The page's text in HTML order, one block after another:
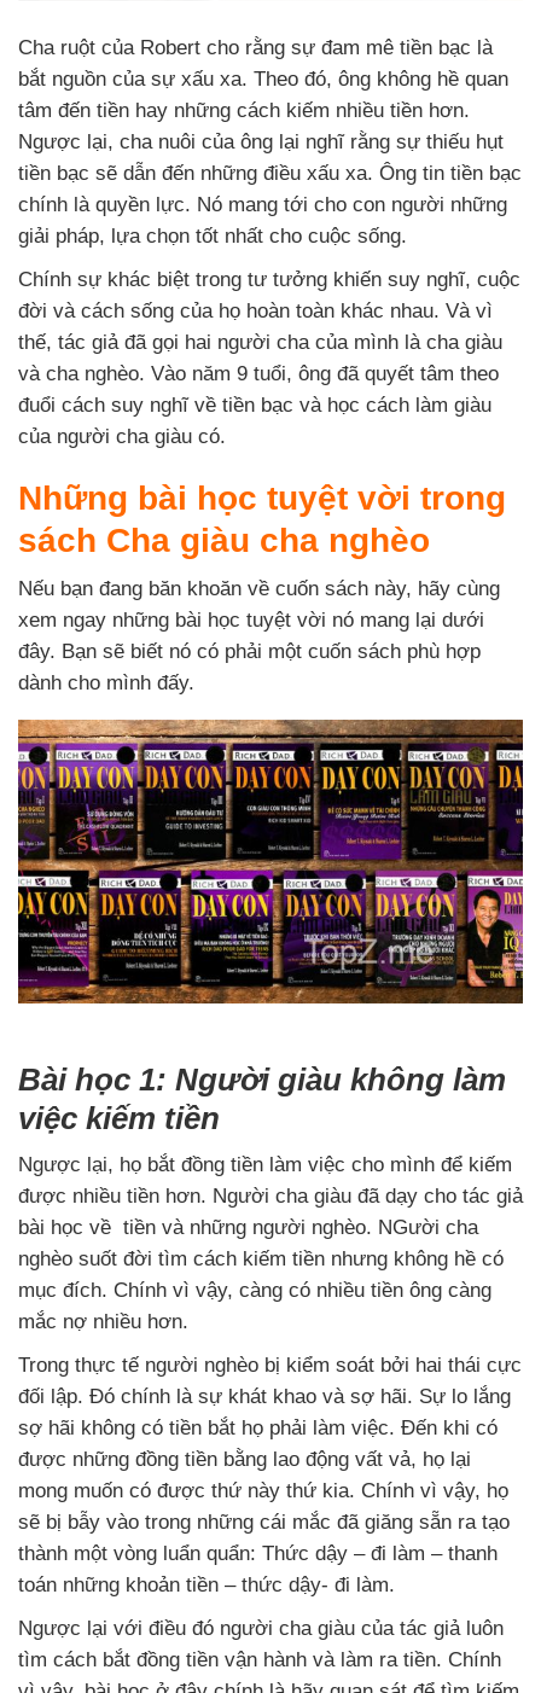
Cha ruột của Robert cho rằng sự đam mê tiền bạc là
bắt nguồn của sự xấu xa. Theo đó, ông không hề quan
tâm đến tiền hay những cách kiếm nhiều tiền hơn.
Ngược lại, cha nuôi của ông lại nghĩ rằng sự thiếu hụt
tiền bạc sẽ dẫn đến những điều xấu xa. Ông tin tiền bạc
chính là quyền lực. Nó mang tới cho con người những
giải pháp, lựa chọn tốt nhất cho cuộc sống.
Chính sự khác biệt trong tư tưởng khiến suy nghĩ, cuộc
đời và cách sống của họ hoàn toàn khác nhau. Và vì
thế, tác giả đã gọi hai người cha của mình là cha giàu
và cha nghèo. Vào năm 9 tuổi, ông đã quyết tâm theo
đuổi cách suy nghĩ về tiền bạc và học cách làm giàu
của người cha giàu có.
Những bài học tuyệt vời trong
sách Cha giàu cha nghèo
Nếu bạn đang băn khoăn về cuốn sách này, hãy cùng
xem ngay những bài học tuyệt vời nó mang lại dưới
đây. Bạn sẽ biết nó có phải một cuốn sách phù hợp
dành cho mình đấy.
Bài học 1: Người giàu không làm
việc kiếm tiền
Ngược lại, họ bắt đồng tiền làm việc cho mình để kiếm
được nhiều tiền hơn. Người cha giàu đã dạy cho tác giả
bài học về tiền và những người nghèo. NGười cha
nghèo suốt đời tìm cách kiếm tiền nhưng không hề có
mục đích. Chính vì vậy, càng có nhiều tiền ông càng
mắc nợ nhiều hơn.
Trong thực tế người nghèo bị kiểm soát bởi hai thái cực
đối lập. Đó chính là sự khát khao và sợ hãi. Sự lo lắng
sợ hãi không có tiền bắt họ phải làm việc. Đến khi có
được những đồng tiền bằng lao động vất vả, họ lại
mong muốn có được thứ này thứ kia. Chính vì vậy, họ
sẽ bị bẫy vào trong những cái mắc đã giăng sẵn ra tạo
thành một vòng luẩn quẩn: Thức dậy – đi làm – thanh
toán những khoản tiền – thức dậy- đi làm.
Ngược lại với điều đó người cha giàu của tác giả luôn
tìm cách bắt đồng tiền vận hành và làm ra tiền. Chính